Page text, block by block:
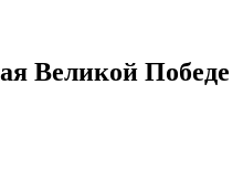
Великой Победе